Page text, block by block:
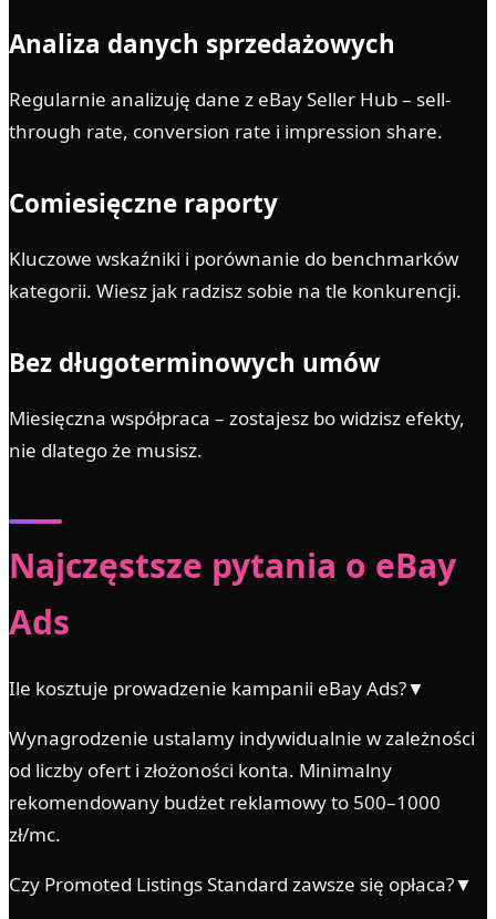
Analiza danych sprzedażowych
Regularnie analizuję dane z eBay Seller Hub – sell-
through rate, conversion rate i impression share.
Comiesięczne raporty
Kluczowe wskaźniki i porównanie do benchmarków
kategorii. Wiesz jak radzisz sobie na tle konkurencji.
Bez długoterminowych umów
Miesięczna współpraca – zostajesz bo widzisz efekty,
nie dlatego że musisz.
Najczęstsze pytania o eBay
Ads
Ile kosztuje prowadzenie kampanii eBay Ads?▼
Wynagrodzenie ustalamy indywidualnie w zależności
od liczby ofert i złożoności konta. Minimalny
rekomendowany budżet reklamowy to 500–1000
zł/mc.
Czy Promoted Listings Standard zawsze się opłaca?▼